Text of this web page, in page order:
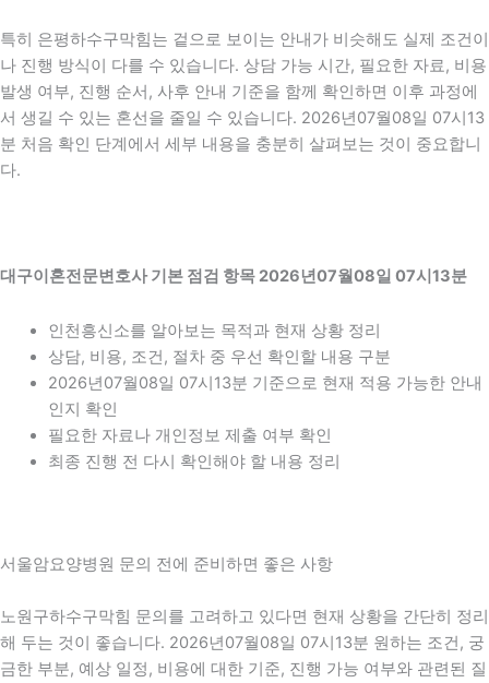
특히 은평하수구막힘는 겉으로 보이는 안내가 비슷해도 실제 조건이
나 진행 방식이 다를 수 있습니다. 상담 가능 시간, 필요한 자료, 비용
발생 여부, 진행 순서, 사후 안내 기준을 함께 확인하면 이후 과정에
서 생길 수 있는 혼선을 줄일 수 있습니다. 2026년07월08일 07시13
분 처음 확인 단계에서 세부 내용을 충분히 살펴보는 것이 중요합니
다.
대구이혼전문변호사 기본 점검 항목 2026년07월08일 07시13분
인천흥신소를 알아보는 목적과 현재 상황 정리
상담, 비용, 조건, 절차 중 우선 확인할 내용 구분
2026년07월08일 07시13분 기준으로 현재 적용 가능한 안내
인지 확인
필요한 자료나 개인정보 제출 여부 확인
최종 진행 전 다시 확인해야 할 내용 정리
서울암요양병원 문의 전에 준비하면 좋은 사항
노원구하수구막힘 문의를 고려하고 있다면 현재 상황을 간단히 정리
해 두는 것이 좋습니다. 2026년07월08일 07시13분 원하는 조건, 궁
금한 부분, 예상 일정, 비용에 대한 기준, 진행 가능 여부와 관련된 질